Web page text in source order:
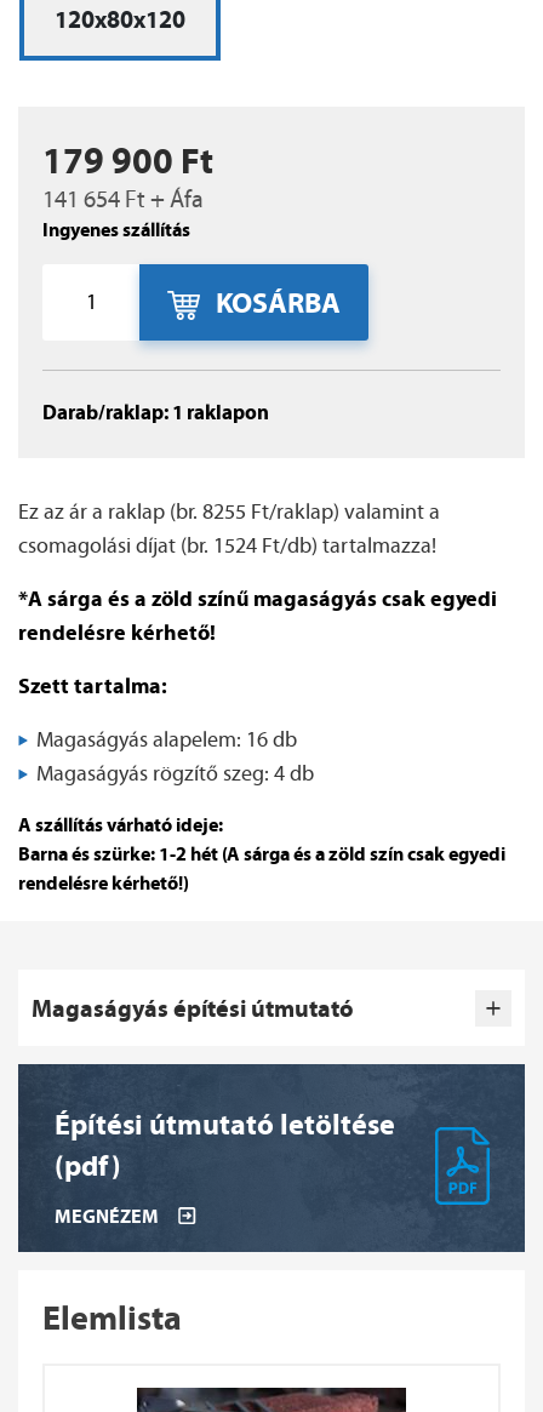
120x80x120
179 900 Ft
141 654 Ft + Áfa
Ingyenes szállítás
KOSÁRBA
Darab/raklap: 1 raklapon
Ez az ár a raklap (br. 8255 Ft/raklap) valamint a
csomagolási díjat (br. 1524 Ft/db) tartalmazza!
*A sárga és a zöld színű magaságyás csak egyedi
rendelésre kérhető!
Szett tartalma:
Magaságyás alapelem: 16 db
Magaságyás rögzítő szeg: 4 db
A szállítás várható ideje:
Barna és szürke: 1-2 hét (A sárga és a zöld szín csak egyedi
rendelésre kérhető!)
Magaságyás építési útmutató
Építési útmutató letöltése
(pdf)
MEGNÉZEM
Elemlista